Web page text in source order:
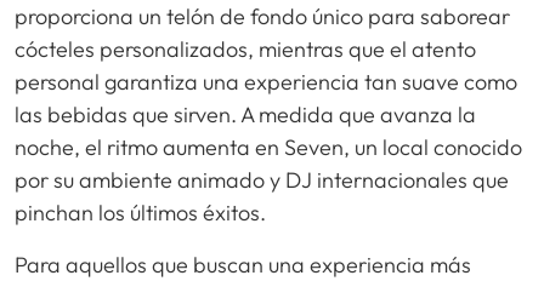
proporciona un telón de fondo único para saborear
cócteles personalizados, mientras que el atento
personal garantiza una experiencia tan suave como
las bebidas que sirven. A medida que avanza la
noche, el ritmo aumenta en Seven, un local conocido
por su ambiente animado y DJ internacionales que
pinchan los últimos éxitos.
Para aquellos que buscan una experiencia más